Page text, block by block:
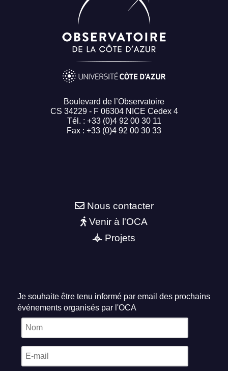
Boulevard de l’Observatoire
CS 34229 - F 06304 NICE Cedex 4
Tél. : +33 (0)4 92 00 30 11
Fax : +33 (0)4 92 00 30 33
Nous contacter
Venir à l'OCA
Projets
Je souhaite être tenu informé par email des prochains
événements organisés par l'OCA